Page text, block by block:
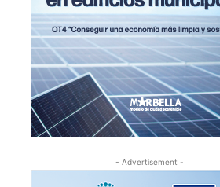
- Advertisement -